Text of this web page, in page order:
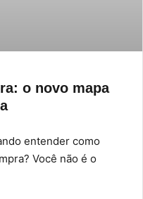
o novo mapa
entender como
Você não é o